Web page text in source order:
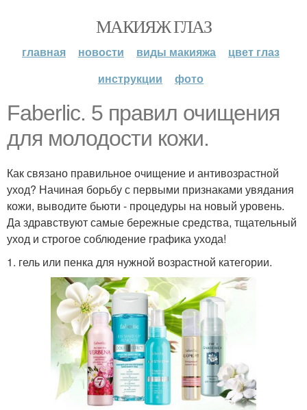
МАКИЯЖ ГЛАЗ
главная новости виды макияжа
цвет глаз
инструкции
фото
Faberlic. 5 правил очищения
для молодости кожи.
Как связано правильное очищение и антивозрастной
уход? Начиная борьбу с первыми признаками увядания
кожи, выводите бьюти - процедуры на новый уровень.
Да здравствуют самые бережные средства, тщательный
уход и строгое соблюдение графика ухода!
1. гель или пенка для нужной возрастной категории.